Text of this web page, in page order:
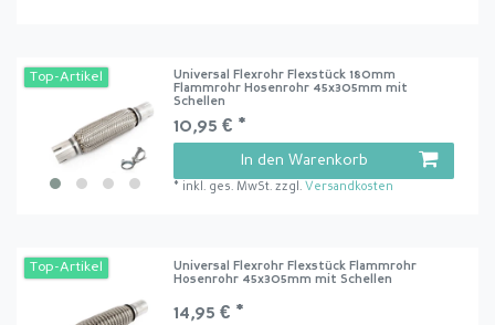
Top-Artikel
Universal Flexrohr Flexstück 180mm
Flammrohr Hosenrohr 45x305mm mit
Schellen
10,95 € *
In den Warenkorb
* inkl. ges. MwSt. zzgl. Versandkosten
Top-Artikel
Universal Flexrohr Flexstück Flammrohr
Hosenrohr 45x305mm mit Schellen
14,95 € *